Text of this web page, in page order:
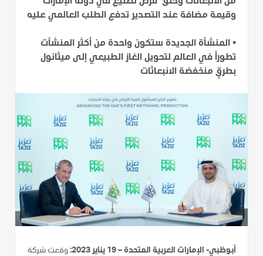
وقيمة مضافة عند التصدير تدفع الطلب العالمي عليه
• المنشأة الجديدة ستكون واحدة من أكثر المنشآت
تطوراً في العالم لتحويل الغاز الطبيعي إلى ميثانول
بطرقٍ منخفضة الانبعاثات
أبوظبي- الإمارات العربية المتحدة – 19 يناير 2023:
وقعت شركة